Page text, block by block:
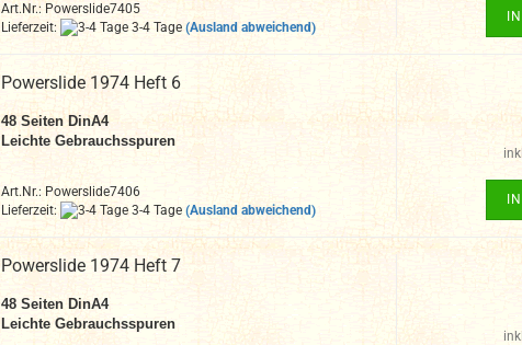
Art.Nr.: Powerslide7405
Lieferzeit:
3-4 Tage (Ausland abweichend)
Powerslide 1974 Heft 6
48Seiten DinA4
Leichte Gebrauchsspuren
Art.Nr.: Powerslide7406
Lieferzeit:
3-4 Tage (Ausland abweichend)
Powerslide 1974 Heft 7
48 Seiten DinA4
Leichte Gebrauchsspuren